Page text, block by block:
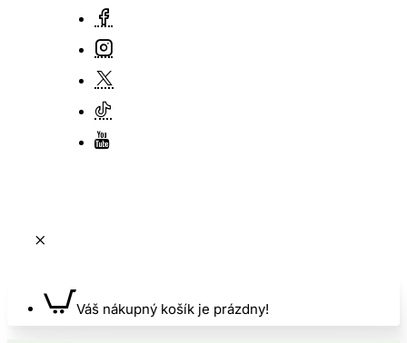
Váš nákupný košík je prázdny!